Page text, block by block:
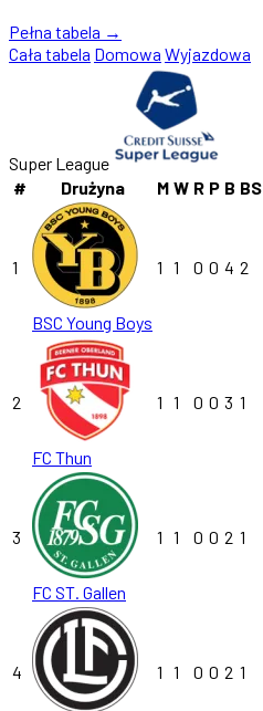
Pełna tabela →
Cała tabela Domowa Wyjazdowa
Super League
#
Drużyna M W R P B BS
1
BSC Young Boys
1 1 0 0 4 2
2
FC Thun
1 1 0 0 3 1
3
FC ST. Gallen
1 1 0 0 2 1
4 1 1 0 0 2 1